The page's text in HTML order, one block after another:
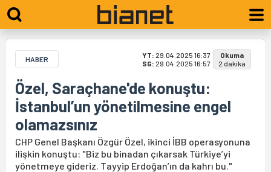
HABER YT: 29.04.2025 16:37
SG: 29.04.2025 16:57
Okuma
2 dakika
Özel, Saraçhane'de konuştu:
İstanbul’un yönetilmesine engel
olamazsınız
CHP Genel Başkanı Özgür Özel, ikinci İBB operasyonuna
ilişkin konuştu: "Biz bu binadan çıkarsak Türkiye’yi
yönetmeye gideriz. Tayyip Erdoğan’ın da kahrı bu."